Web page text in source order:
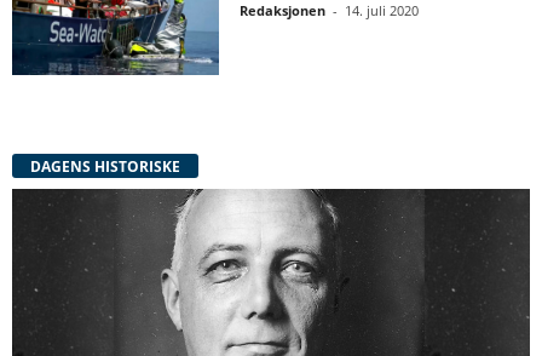
Redaksjonen - 14. juli 2020
DAGENS HISTORISKE